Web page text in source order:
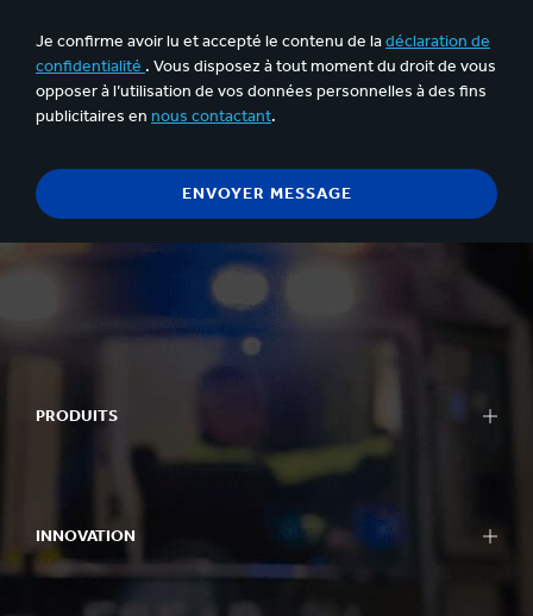
Je confirme avoir lu et accepté le contenu de ladéclaration de
confidentialité . Vous disposez à tout moment du droit de vous
opposer à l’utilisation de vos données personnelles à des fins
publicitaires en nous contactant.
PRODUITS
INNOVATION